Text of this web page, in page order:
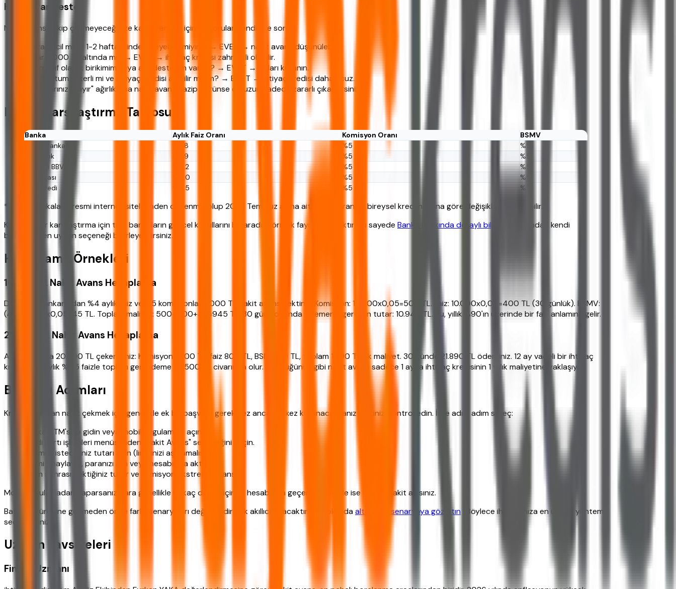
Hızlı Karar Destek
Nakit avans çekip çekmeyeceğinize karar vermek için şu soruları kendinize sorun:
İhtiyaç acil mi ve 1-2 hafta içinde ödeyebilir miyim? → EVET → nakit avans düşünülebilir.
Tutar 5.000 TL altında mı? → EVET → ihtiyaç kredisi zahmetli olabilir.
Alternatif olarak birikimim veya aile desteğim var mı? → EVET → onları kullanın.
Kredi notum yeterli mi ve ihtiyaç kredisi alabilir miyim? → EVET → ihtiyaç kredisi daha ucuz.
Cevaplarınız "hayır" ağırlıklıysa nakit avans cazip görünse de uzun vadede zararlı çıkabilirsiniz.
Banka Karşılaştırma Tablosu
Banka Aylık Faiz Oranı Komisyon Oranı
BSMV
Ziraat Bankası
%3,8 %5
%5
Halkbank
%3,9 %5
%5
Garanti BBVA
%4,2 %5
%5
İş Bankası
%4,0 %5
%5
Yapı Kredi
%4,5 %5 %5
*Tablo, bankaların resmi internet sitelerinden derlenmiş olup 2026 Temmuz ayına aittir. Faiz oranları bireysel kredi notuna göre değişiklik gösterebilir.
Kapsamlı bir karşılaştırma için tüm bankaların güncel koşullarını bir arada görmek faydalı olacaktır. Bu sayede Banka hakkında detaylı bilgi alın
. Ardından kendi
bütçenize en uygun seçeneği belirleyebilirsiniz.
Hesaplama Örnekleri
10.000 TL Nakit Avans Hesaplama
Diyelim ki bankanızdan %4 aylık faiz ve %5 komisyonla 10.000 TL nakit avans çektiniz. Komisyon: 10.000x0,05=500 TL. Faiz: 10.000x0,04=400 TL (30 günlük). BSMV:
(400+500)x0,05=45 TL. Toplam maliyet: 500+400+45=945 TL. 30 gün sonunda ödemeniz gereken tutar: 10.945 TL. Bu, yıllık %90'ın üzerinde bir faiz anlamına gelir.
20.000 TL Nakit Avans Hesaplama
Aynı oranlarla 20.000 TL çekerseniz: Komisyon 1.000 TL, faiz 800 TL, BSMV 90 TL, toplam 1.890 TL ek maliyet. 30 günde 21.890 TL ödersiniz. 12 ay vadeli bir ihtiyaç
kredisinde aylık %2,5 faizle toplam geri ödeme 23.500 TL civarında olur. Gördüğünüz gibi nakit avans sadece 1 ayda ihtiyaç kredisinin 1 yıllık maliyetine yaklaşıyor.
Başvuru Adımları
Kredi kartından nakit çekmek için genellikle ek bir başvuru gerekmez ancak ilk kez kullanacaksanız limitinizi kontrol edin. İşte adım adım süreç:
Banka ATM'sine gidin veya mobil uygulamayı açın.
Kredi kartı işlemleri menüsünden "Nakit Avans" seçeneğini seçin.
Çekmek istediğiniz tutarı girin (limitinizi aşmamalısınız).
İşlemi onaylayın, paranızı alın veya hesabınıza aktarın.
İşlem sonrası çektiğiniz tutar ve komisyon ekstrenize yansır.
Mobil uygulamadan yaparsanız para genellikle birkaç dakika içinde hesabınıza geçer. ATM'lerde ise fiziksel nakit alırsınız.
Başvuru sürecine geçmeden önce farklı senaryoları değerlendirmek akıllıca olacaktır. Bu noktadaalternatif senaryoya göz atın . Böylece ihtiyacınıza en uygun yöntemi
seçebilirsiniz.
Uzman Tavsiyeleri
Finans Uzmanı